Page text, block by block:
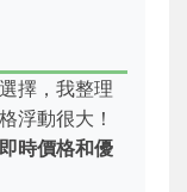
擇，我整理
浮動很大！
時價格和優